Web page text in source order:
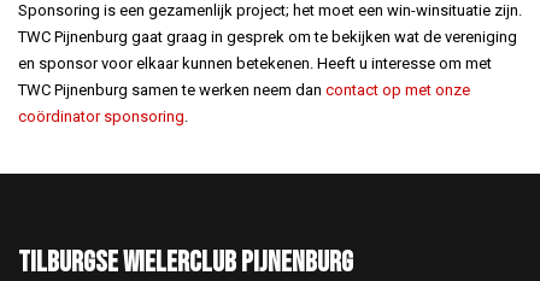
Sponsoring is een gezamenlijk project; het moet een win-winsituatie zijn.
TWC Pijnenburg gaat graag in gesprek om te bekijken wat de vereniging
en sponsor voor elkaar kunnen betekenen. Heeft u interesse om met
TWC Pijnenburg samen te werken neem dan contact op met onze
coördinator sponsoring.
Tilburgse Wielerclub Pijnenburg